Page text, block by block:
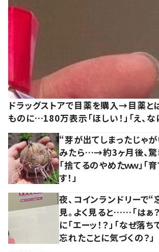
ドラッグストアで目薬を購入→目薬と
ものに…180万表示「ほしい！」「え、なに
“芽が出てしまったじゃ
みたら…→約3ヶ月後、
「捨てるのやめたｗｗ」「
す！」
夜、コインランドリーで
見。よく見ると……「はぁ
に「エーッ！？」「なぜ落ち
忘れたことに気づくの？」